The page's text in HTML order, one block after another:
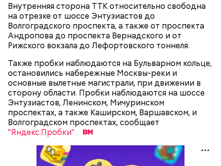
Внутренняя сторона ТТК относительно свободна
на отрезке от шоссе Энтузиастов до
Волгоградского проспекта, а также от проспекта
Андропова до проспекта Вернадского и от
Рижского вокзала до Лефортовского тоннеля.
Также пробки наблюдаются на Бульварном кольце,
остановились набережные Москвы-реки и
основные вылетные магистрали, при движении в
сторону области. Пробки наблюдаются на шоссе
Энтузиастов, Ленинском, Мичуринском
проспектах, а также Каширском, Варшавском, и
Волгоградском проспектах, сообщает
"Яндекс.Пробки".
К 15 декабря в парках появятся новогодние ели и
праздничное освещение. В период с 26 декабря по
11 января в парках культуры и отдыха пройдут
новогодние программы, музыкальные концерты,
будут устраиваться фейерверки и световые шоу.
Рождество в парках отметят сказочными
представлениями, выступлениями хоров и
классическими балами. В течение новогодних
каникул будут организованы специальные
программы для школьников: фестивали,
театральные представления, познавательные
занятия, спортивные соревнования, мастер-классы